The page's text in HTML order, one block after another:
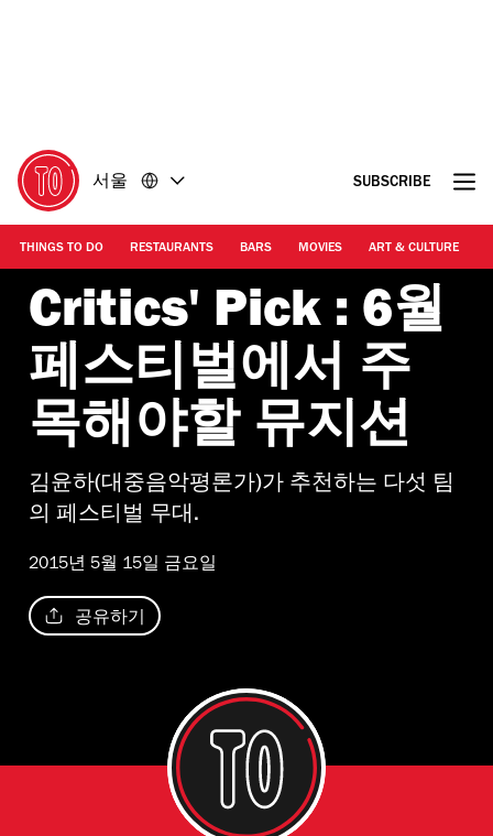
아
가
기
아
가
기
서울 SUBSCRIBE
THINGS TO DO RESTAURANTS BARS MOVIES ART & CULTURE
Critics' Pick : 6월
페스티벌에서 주
목해야할 뮤지션
김윤하(대중음악평론가)가 추천하는 다섯 팀
의 페스티벌 무대.
2015년 5월 15일 금요일
공유하기